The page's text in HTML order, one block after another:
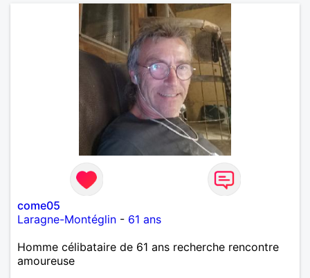
intéresse, n'hésitez pas à me contacter, je vous
répondrai avec joie.
come05
Laragne-Montéglin - 61 ans
Homme célibataire de 61 ans recherche rencontre
amoureuse